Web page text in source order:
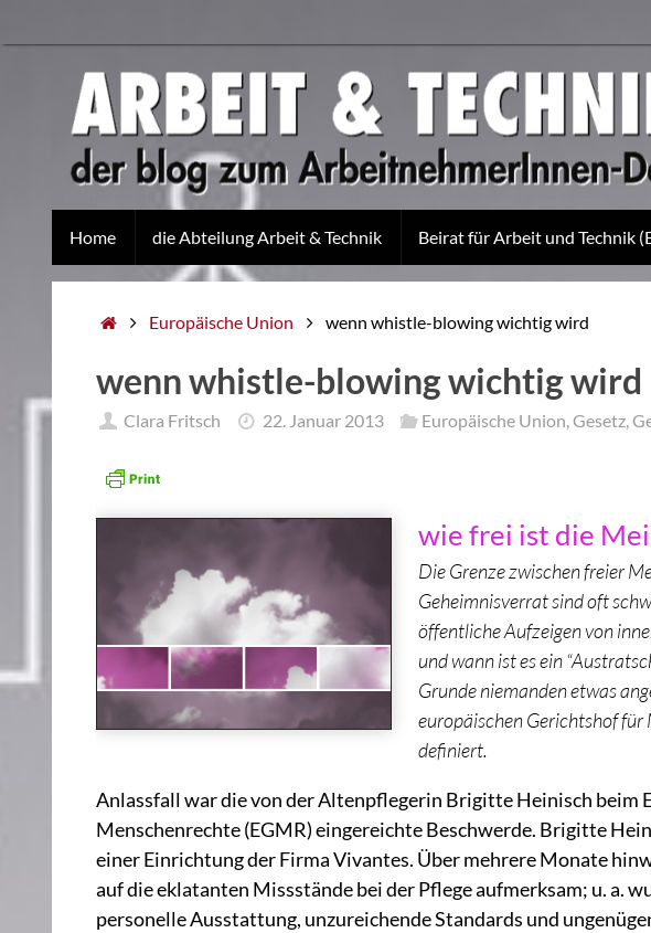
Home die Abteilung Arbeit & Technik Beirat für Arbeit und Technik
Europäische Union wenn whistle-blowing wichtig wird
wenn whistle-blowing wichtig wird
Clara Fritsch 22. Januar 2013 Europäische Union ,Gesetz ,
wie frei ist die
Die Grenze zwischen freier
Geheimnisverrat sind oft
öffentliche Aufzeigen von
und wann ist es ein
Grunde niemanden etwas
europäischen Gerichtshof
definiert.
Anlassfall war die von der Altenpflegerin Brigitte Heinisch beim
Menschenrechte (EGMR) eingereichte Beschwerde. Brigitte
einer Einrichtung der Firma Vivantes. Über mehrere Monate
auf die eklatanten Missstände bei der Pflege aufmerksam; u. a.
personelle Ausstattung, unzureichende Standards und